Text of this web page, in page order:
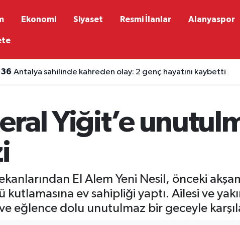
Ekonomi Siyaset Resmi İlanlar Alanyaspor
Alanya keçiboynuzu Kıbrıs'ta vitrine çıktı
Yiğit’e
El Alem Yeni Nesil, önceki
ev sahipliği yaptı. Ailesi ve
eğlence dolu unutulmaz bir geceyle